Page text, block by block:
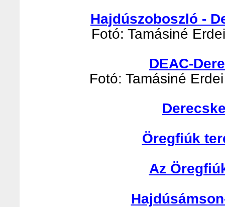
Hajdúszoboszló -
Fotó: Tamásiné
DEAC-
Fotó: Tamásiné
Öregfiúk
Az